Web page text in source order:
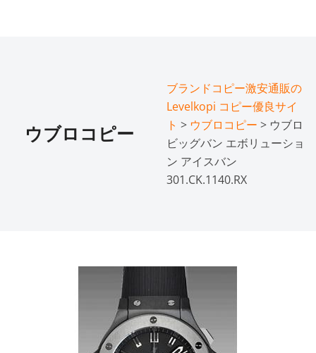
ウブロコピー
ブランドコピー激安通販の
Levelkopi コピー優良サイ
ト > ウブロコピー > ウブロ
ビッグバン エボリューショ
ン アイスバン
301.CK.1140.RX